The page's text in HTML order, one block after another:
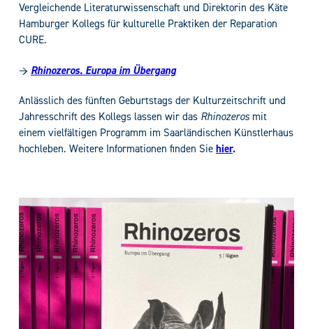
Vergleichende Literaturwissenschaft und Direktorin des Käte
Hamburger Kollegs für kulturelle Praktiken der Reparation
CURE.
→ Rhinozeros. Europa im Übergang
Anlässlich des fünften Geburtstags der Kulturzeitschrift und
Jahresschrift des Kollegs lassen wir das Rhinozerosmit
einem vielfältigen Programm im Saarländischen Künstlerhaus
hochleben. Weitere Informationen finden Sie hier.